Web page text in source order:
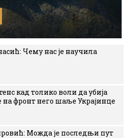
Чему нас је научила
кад толико воли да убија
на фронт него шаље Украјинце
Можда је последњи пут